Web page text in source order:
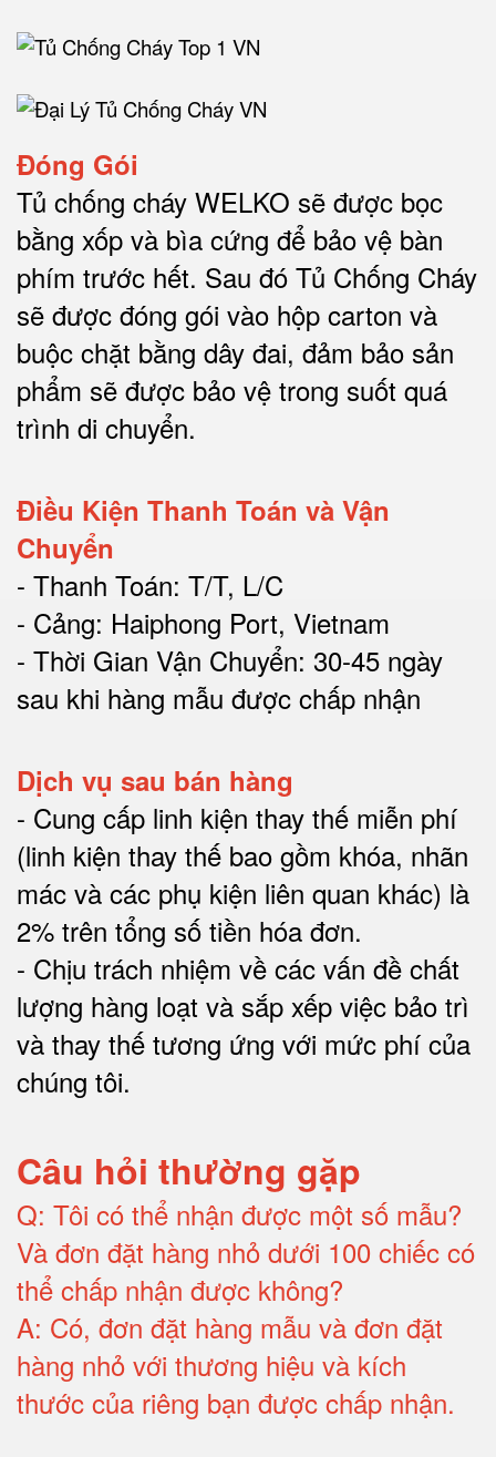
Đóng Gói
Tủ chống cháy WELKO sẽ được bọc
bằng xốp và bìa cứng để bảo vệ bàn
phím trước hết. Sau đó Tủ Chống Cháy
sẽ được đóng gói vào hộp carton và
buộc chặt bằng dây đai, đảm bảo sản
phẩm sẽ được bảo vệ trong suốt quá
trình di chuyển.
Điều Kiện Thanh Toán và Vận
Chuyển
- Thanh Toán: T/T, L/C
- Cảng: Haiphong Port, Vietnam
- Thời Gian Vận Chuyển: 30-45 ngày
sau khi hàng mẫu được chấp nhận
Dịch vụ sau bán hàng
- Cung cấp linh kiện thay thế miễn phí
(linh kiện thay thế bao gồm khóa, nhãn
mác và các phụ kiện liên quan khác) là
2% trên tổng số tiền hóa đơn.
- Chịu trách nhiệm về các vấn đề chất
lượng hàng loạt và sắp xếp việc bảo trì
và thay thế tương ứng với mức phí của
chúng tôi.
Câu hỏi thường gặp
Q: Tôi có thể nhận được một số mẫu?
Và đơn đặt hàng nhỏ dưới 100 chiếc có
thể chấp nhận được không?
A: Có, đơn đặt hàng mẫu và đơn đặt
hàng nhỏ với thương hiệu và kích
thước của riêng bạn được chấp nhận.